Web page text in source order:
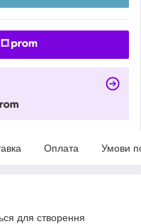
Оплата Умови
для створення